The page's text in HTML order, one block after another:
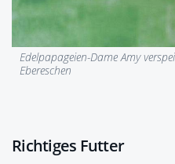
Edelpapageien-Dame Amy
Ebereschen
Richtiges Futter